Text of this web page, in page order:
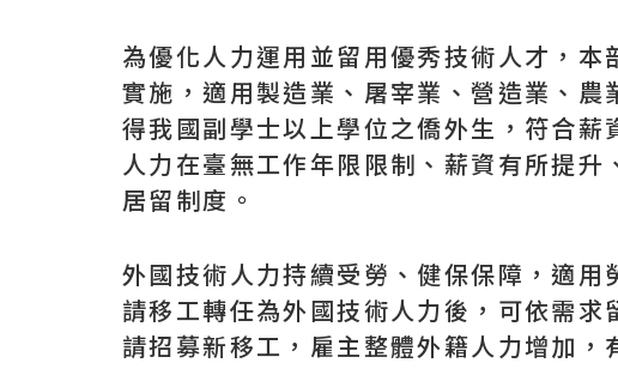
為優化人力運用並留用優秀技術人才，
實施，適用製造業、屠宰業、營造業、
得我國副學士以上學位之僑外生，符合
人力在臺無工作年限限制、薪資有所提
居留制度。
外國技術人力持續受勞、健保保障，適
請移工轉任為外國技術人力後，可依需
請招募新移工，雇主整體外籍人力增加，